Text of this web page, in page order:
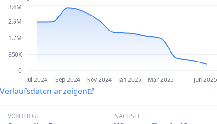
Jul 2024 Sep 2024 Nov 2024 Jan 2025 Mar 2025 Jun 2025
0
850K
1.7M
2.6M
3.4M
Verlaufsdaten anzeigen
VORHERIGE NÄCHSTE